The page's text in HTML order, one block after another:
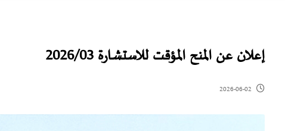
إعلان عن المنح المؤقت للاستشارة 2026/03
2026-06-02